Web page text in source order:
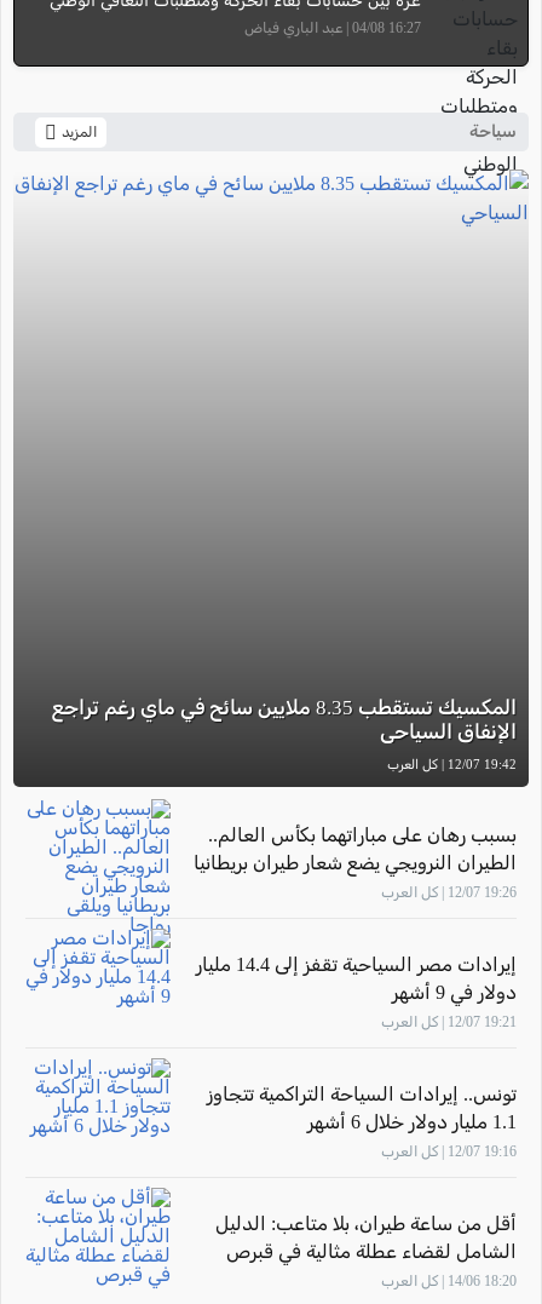
16:27 04/08 | عبد الباري فياض
سياحة المزيد
المكسيك تستقطب 8.35 ملايين سائح في ماي رغم تراجع
الإنفاق السياحي
19:42 12/07 | كل العرب
بسبب رهان على مباراتهما بكأس العالم..
الطيران النرويجي يضع شعار طيران بريطانيا
ويلقى رواجا
19:26 12/07 | كل العرب
إيرادات مصر السياحية تقفز إلى 14.4 مليار
دولار في 9 أشهر
19:21 12/07 | كل العرب
تونس.. إيرادات السياحة التراكمية تتجاوز
1.1 مليار دولار خلال 6 أشهر
19:16 12/07 | كل العرب
أقل من ساعة طيران، بلا متاعب: الدليل
الشامل لقضاء عطلة مثالية في قبرص
18:20 14/06 | كل العرب